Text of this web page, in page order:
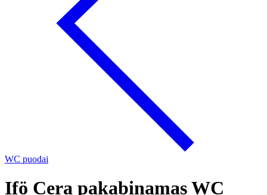
WC puodai
Ifö Cera pakabinamas WC